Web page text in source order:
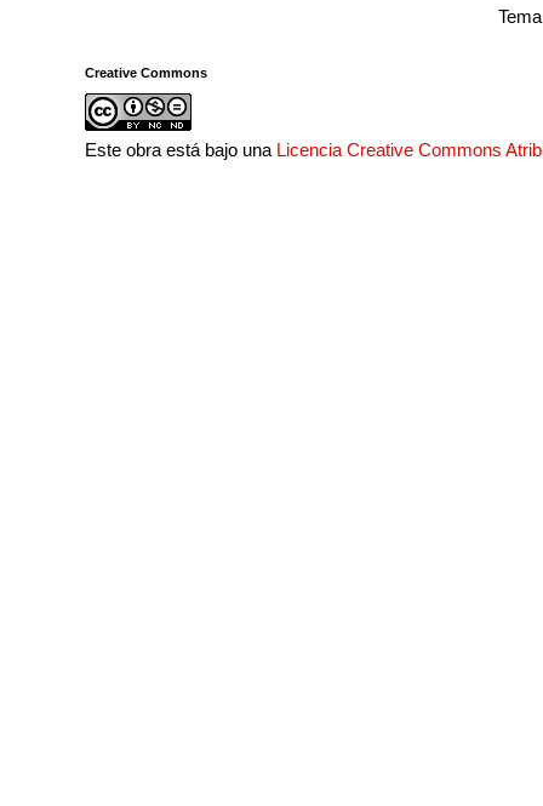
Creative Commons
Este obra está bajo una Licencia Creative Commons